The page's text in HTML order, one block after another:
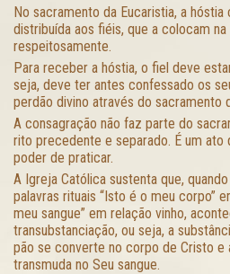
No sacramento da Eucaristia, a hóstia
distribuída aos fiéis, que a colocam
respeitosamente.
Para receber a hóstia, o fiel deve
seja, deve ter antes confessado os
perdão divino através do sacramento
A consagração não faz parte do
rito precedente e separado. É um
poder de praticar.
A Igreja Católica sustenta que,
palavras rituais “Isto é o meu corpo”
meu sangue” em relação vinho,
transubstanciação, ou seja, a
pão se converte no corpo de Cristo e
transmuda no Seu sangue.